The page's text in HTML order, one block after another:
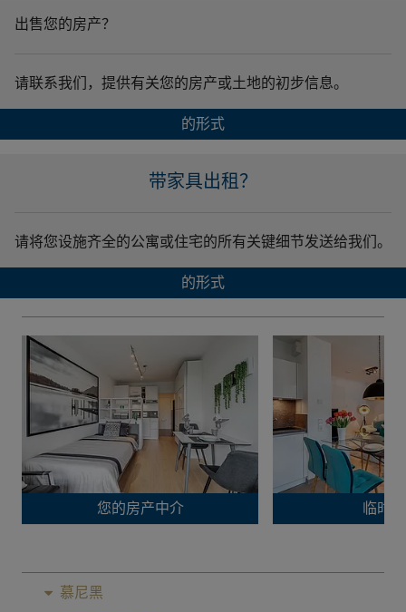
出售您的房产？
请联系我们，提供有关您的房产或土地的初步信息。
的形式
带家具出租？
请将您设施齐全的公寓或住宅的所有关键细节发送给我们。
的形式
您的房产中介 临时
慕尼黑